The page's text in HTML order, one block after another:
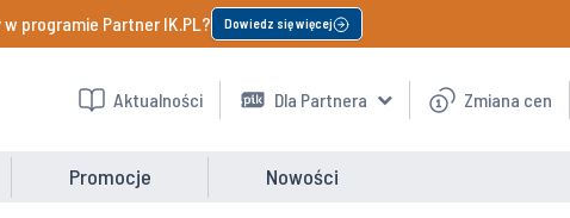
programie Partner IK.PL? Dowiedz się więcej
Aktualności Dla Partnera Zmiana cen
Promocje Nowości